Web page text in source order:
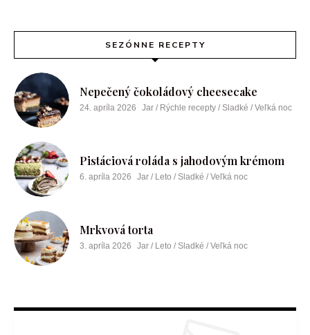
SEZÓNNE RECEPTY
Nepečený čokoládový cheesecake
24. apríla 2026 Jar / Rýchle recepty / Sladké / Veľká noc
Pistáciová roláda s jahodovým krémom
6. apríla 2026 Jar / Leto / Sladké / Veľká noc
Mrkvová torta
3. apríla 2026 Jar / Leto / Sladké / Veľká noc